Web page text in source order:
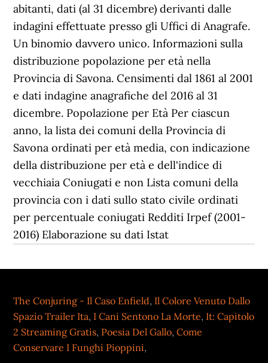
abitanti, dati (al 31 dicembre) derivanti dalle
indagini effettuate presso gli Uffici di Anagrafe.
Un binomio davvero unico. Informazioni sulla
distribuzione popolazione per età nella
Provincia di Savona. Censimenti dal 1861 al 2001
e dati indagine anagrafiche del 2016 al 31
dicembre. Popolazione per Età Per ciascun
anno, la lista dei comuni della Provincia di
Savona ordinati per età media, con indicazione
della distribuzione per età e dell'indice di
vecchiaia Coniugati e non Lista comuni della
provincia con i dati sullo stato civile ordinati
per percentuale coniugati Redditi Irpef (2001-
2016) Elaborazione su dati Istat
The Conjuring - Il Caso Enfield, Il Colore Venuto Dallo
Spazio Trailer Ita, I Cani Sentono La Morte, It: Capitolo
2 Streaming Gratis, Poesia Del Gallo,Come
Conservare I Funghi Pioppini,